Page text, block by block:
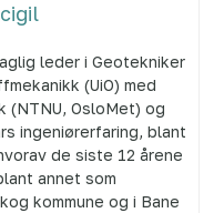
leder i Geotekniker
(UiO) med
(NTNU, OsloMet) og
ingeniørerfaring, blant
de siste 12 årene
annet som
kommune og i Bane